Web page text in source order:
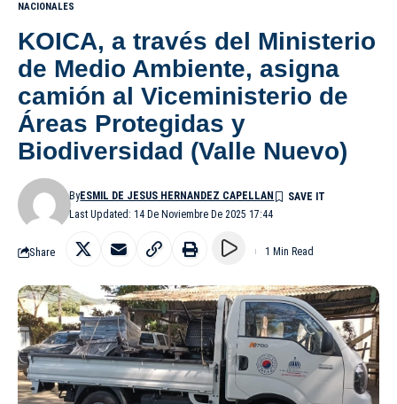
NACIONALES
KOICA, a través del Ministerio
de Medio Ambiente, asigna
camión al Viceministerio de
Áreas Protegidas y
Biodiversidad (Valle Nuevo)
Last Updated: 14 De Noviembre De 2025 17:44
ByESMIL DE JESUS HERNANDEZ CAPELLAN
Share 1 Min Read